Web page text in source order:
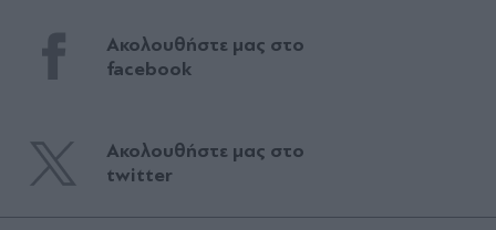
Ακολουθήστε μας στο
facebook
Ακολουθήστε μας στο
twitter